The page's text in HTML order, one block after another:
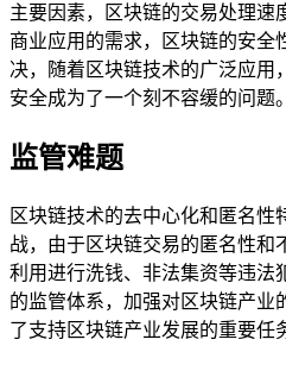
主要因素，区块链的交易处理速
商业应用的需求，区块链的安全
决，随着区块链技术的广泛应用
安全成为了一个刻不容缓的问题。
监管难题
区块链技术的去中心化和匿名性
战，由于区块链交易的匿名性和
利用进行洗钱、非法集资等违法
的监管体系，加强对区块链产业
了支持区块链产业发展的重要任